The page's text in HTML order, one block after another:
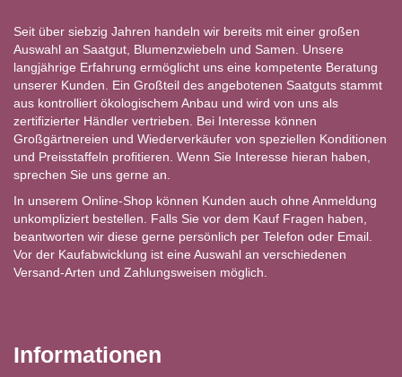
Seit über siebzig Jahren handeln wir bereits mit einer großen
Auswahl an Saatgut, Blumenzwiebeln und Samen. Unsere
langjährige Erfahrung ermöglicht uns eine kompetente Beratung
unserer Kunden. Ein Großteil des angebotenen Saatguts stammt
aus kontrolliert ökologischem Anbau und wird von uns als
zertifizierter Händler vertrieben. Bei Interesse können
Großgärtnereien und Wiederverkäufer von speziellen Konditionen
und Preisstaffeln profitieren. Wenn Sie Interesse hieran haben,
sprechen Sie uns gerne an.
In unserem Online-Shop können Kunden auch ohne Anmeldung
unkompliziert bestellen. Falls Sie vor dem Kauf Fragen haben,
beantworten wir diese gerne persönlich per Telefon oder Email.
Vor der Kaufabwicklung ist eine Auswahl an verschiedenen
Versand-Arten und Zahlungsweisen möglich.
Informationen